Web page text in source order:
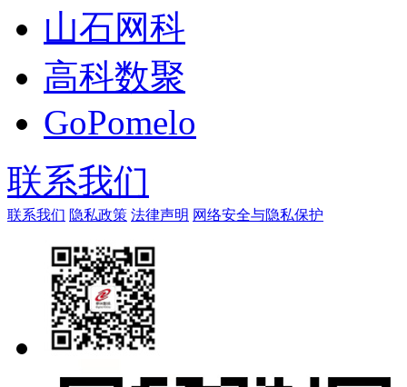
山石网科
高科数聚
GoPomelo
联系我们
联系我们 隐私政策 法律声明 网络安全与隐私保护